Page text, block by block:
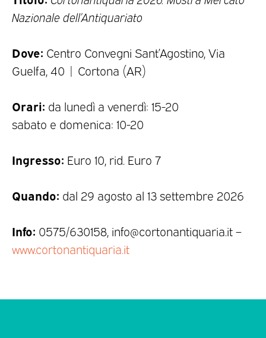
Nazionale dell’Antiquariato
Dove: Centro Convegni Sant’Agostino, Via
Guelfa, 40 | Cortona (AR)
Orari: da lunedì a venerdì: 15-20
sabato e domenica: 10-20
Ingresso: Euro 10, rid. Euro 7
Quando: dal 29 agosto al 13 settembre 2026
Info: 0575/630158, info@cortonantiquaria.it –
www.cortonantiquaria.it